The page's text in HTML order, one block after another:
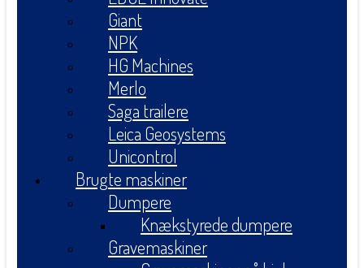
Giant
NPK
HG Machines
Merlo
Saga trailere
Leica Geosystems
Unicontrol
Brugte maskiner
Dumpere
Knækstyrede dumpere
Gravemaskiner